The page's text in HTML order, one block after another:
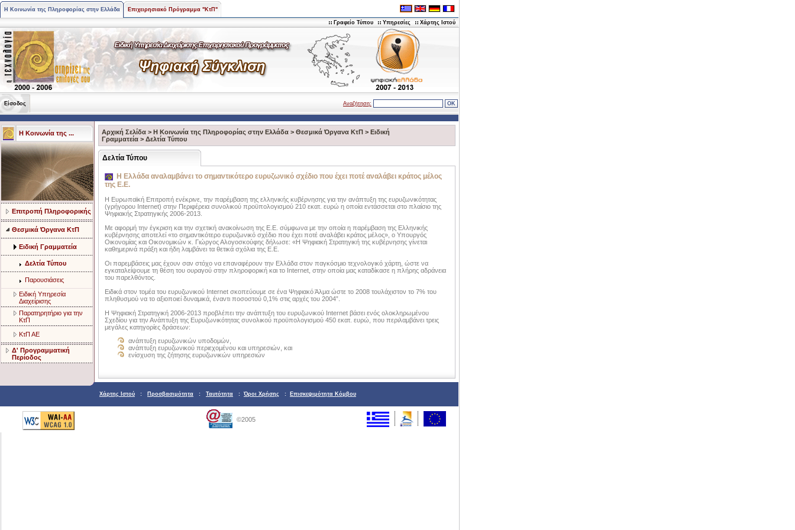
Η Κοινωνία της Πληροφορίας στην Ελλάδα Επιχειρησιακό Πρόγραμμα "ΚτΠ"
Γραφείο Τύπου Υπηρεσίες Χάρτης Ιστού
Είσοδος Αναζήτηση:
Η Κοινωνία της ...
Επιτροπή Πληροφορικής
Θεσμικά Όργανα ΚτΠ
Ειδική Γραμματεία
Δελτία Τύπου
Παρουσιάσεις
Ειδική Υπηρεσία
Διαχείρισης
Παρατηρητήριο για την
ΚτΠ
ΚτΠ ΑΕ
Δ' Προγραμματική
Περίοδος
Αρχική Σελίδα > Η Κοινωνία της Πληροφορίας στην Ελλάδα > Θεσμικά Όργανα ΚτΠ > Ειδική
Γραμματεία > Δελτία Τύπου
Δελτία Τύπου
Η Ελλάδα αναλαμβάνει το σημαντικότερο ευρυζωνικό σχέδιο που έχει ποτέ αναλάβει κράτος μέλος
της Ε.Ε.
Η Ευρωπαϊκή Επιτροπή ενέκρινε, την παρέμβαση της ελληνικής κυβέρνησης για την ανάπτυξη της ευρυζωνικότητας
(γρήγορου Internet) στην Περιφέρεια συνολικού προϋπολογισμού 210 εκατ. ευρώ η οποία εντάσσεται στο πλαίσιο της
Ψηφιακής Στρατηγικής 2006-2013.
Με αφορμή την έγκριση και την σχετική ανακοίνωση της Ε.Ε. σύμφωνα με την οποία η παρέμβαση της Ελληνικής
κυβέρνησης αποτελεί «το σημαντικότερο ευρυζωνικό σχέδιο που έχει ποτέ αναλάβει κράτος μέλος», ο Υπουργός
Οικονομίας και Οικονομικών κ. Γιώργος Αλογοσκούφης δήλωσε: «Η Ψηφιακή Στρατηγική της κυβέρνησης γίνεται
καθημερινά πράξη και ήδη λαμβάνει τα θετικά σχόλια της Ε.Ε.
Οι παρεμβάσεις μας έχουν σαν στόχο να επαναφέρουν την Ελλάδα στον παγκόσμιο τεχνολογικό χάρτη, ώστε να
εγκαταλείψουμε τη θέση του ουραγού στην πληροφορική και το Internet, στην οποία μας καταδίκασε η πλήρης αδράνεια
του παρελθόντος.
Ειδικά στον τομέα του ευρυζωνικού Internet σκοπεύουμε σε ένα Ψηφιακό Άλμα ώστε το 2008 τουλάχιστον το 7% του
πληθυσμού να το αξιοποιεί δυναμικά, έναντι ποσοστού 0,1% στις αρχές του 2004”.
Η Ψηφιακή Στρατηγική 2006-2013 προβλέπει την ανάπτυξη του ευρυζωνικού Internet βάσει ενός ολοκληρωμένου
Σχεδίου για την Ανάπτυξη της Ευρυζωνικότητας συνολικού προϋπολογισμού 450 εκατ. ευρώ, που περιλαμβάνει τρεις
μεγάλες κατηγορίες δράσεων:
ανάπτυξη ευρυζωνικών υποδομών,
ανάπτυξη ευρυζωνικού περιεχομένου και υπηρεσιών, και
ενίσχυση της ζήτησης ευρυζωνικών υπηρεσιών
Χάρτης Ιστού : Προσβασιμότητα : Ταυτότητα : Όροι Χρήσης : Επισκεψιμότητα Κόμβου
©2005